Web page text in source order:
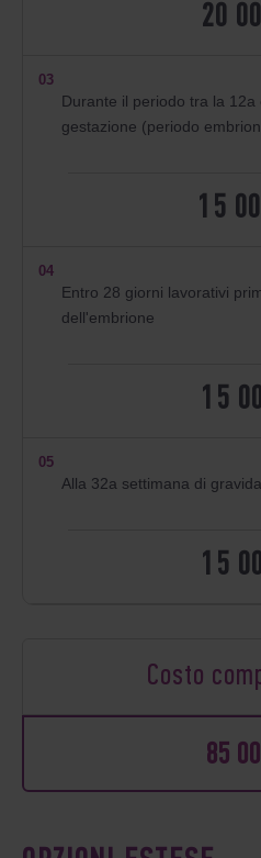
20
03
Durante il periodo tra la
gestazione (periodo
15
04
Entro 28 giorni lavorativi
dell'embrione
15
05
Alla 32a settimana di
15
Costo
85